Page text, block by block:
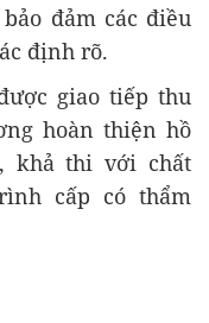
đảm các điều
định rõ.
giao tiếp thu
hoàn thiện hồ
khả thi với chất
cấp có thẩm